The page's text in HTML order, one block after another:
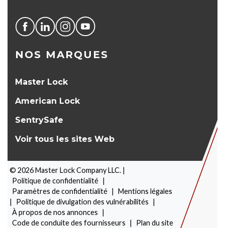
SÉLECTEUR DE PRODUITS
NOS MARQUES
Master Lock
American Lock
SentrySafe
Voir tous les sites Web
© 2026Master Lock Company LLC. |
Politique de confidentialité |
Paramètres de confidentialité | Mentions légales
|
Politique de divulgation des vulnérabilités |
À propos de nos annonces |
Code de conduite des fournisseurs | Plan du site